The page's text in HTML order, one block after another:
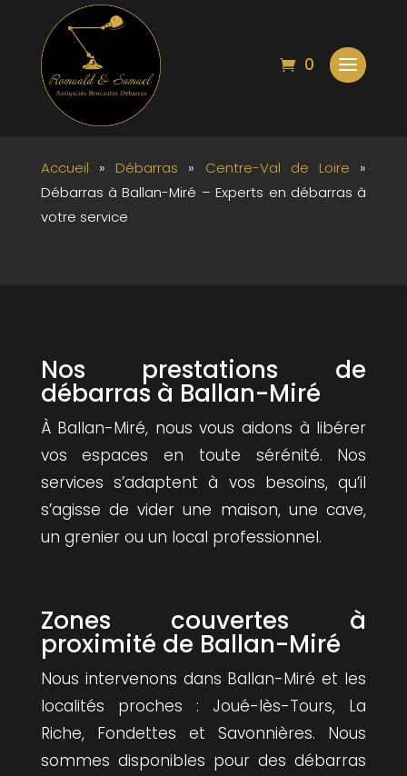
0
Débarras à Ballan-
Miré – Experts en
débarras à votre service
Accueil » Débarras » Centre-Val de Loire »
Débarras à Ballan-Miré – Experts en débarras à
votre service
Nos prestations de
débarras à Ballan-Miré
À Ballan-Miré, nous vous aidons à libérer
vos espaces en toute sérénité. Nos
services s’adaptent à vos besoins, qu’il
s’agisse de vider une maison, une cave,
un grenier ou un local professionnel.
Zones couvertes à
proximité de Ballan-Miré
Nous intervenons dans Ballan-Miré et les
localités proches : Joué-lès-Tours, La
Riche, Fondettes et Savonnières. Nous
sommes disponibles pour des débarras